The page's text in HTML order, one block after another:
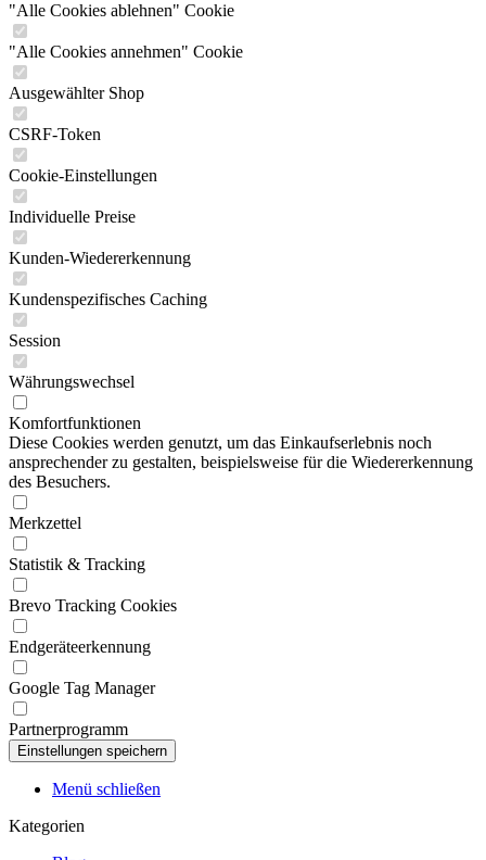
"Alle Cookies ablehnen" Cookie
"Alle Cookies annehmen" Cookie
Ausgewählter Shop
CSRF-Token
Cookie-Einstellungen
Individuelle Preise
Kunden-Wiedererkennung
Kundenspezifisches Caching
Session
Währungswechsel
Komfortfunktionen
Diese Cookies werden genutzt, um das Einkaufserlebnis noch
ansprechender zu gestalten, beispielsweise für die Wiedererkennung
des Besuchers.
Merkzettel
Statistik & Tracking
Brevo Tracking Cookies
Endgeräteerkennung
Google Tag Manager
Partnerprogramm
Menü schließen
Kategorien